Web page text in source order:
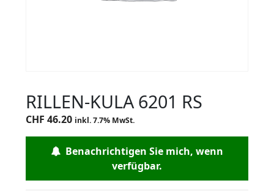
RILLEN-KULA 6201 RS
CHF 46.20 inkl. 7.7% MwSt.
Benachrichtigen Sie mich, wenn
verfügbar.